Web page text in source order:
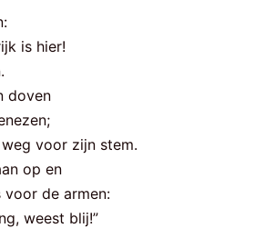
is hier!
doven
voor zijn stem.
op en
voor de armen:
weest blij!”